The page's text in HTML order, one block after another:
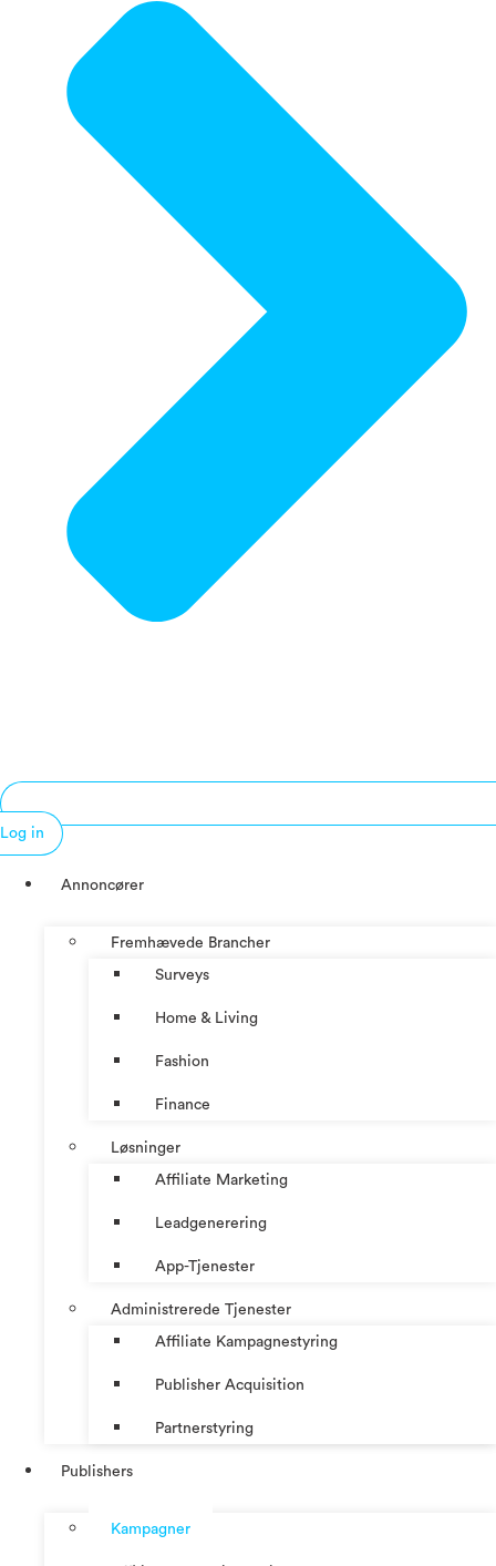
Log in
Annoncører
Fremhævede Brancher
Surveys
Home & Living
Fashion
Finance
Løsninger
Affiliate Marketing
Leadgenerering
App-Tjenester
Administrerede Tjenester
Affiliate Kampagnestyring
Publisher Acquisition
Partnerstyring
Publishers
Kampagner